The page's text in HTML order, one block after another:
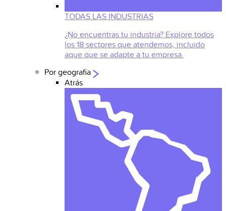
TODAS LAS INDUSTRIAS
¿No encuentras tu industria? Explore todos
los 18 sectores que atendemos, incluido
aque que se adapte a tu empresa.
Por geografia
Atrás